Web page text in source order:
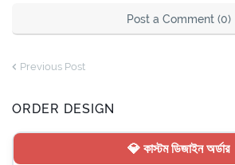
Post a Comment (0)
Previous Post
ORDER DESIGN
💎 কাস্টম ডিজাইন অর্ডার